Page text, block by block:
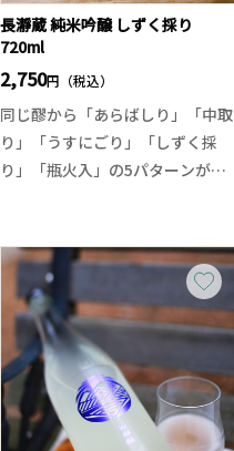
長瀞蔵 純米吟醸 しずく採り
720ml
2,750円（税込）
同じ醪から「あらばしり」「中取
り」「うすにごり」「しずく採
り」「瓶火入」の5パターンが季
埼玉県産のさけ武蔵を使用してお
り、品のある香りに一口目から軽
快に駆け抜ける透明感のある旨
味、そして追い掛けるように酸味
が現れて全体を綺麗にまとめ上げ
ていきます。生原酒ならではフレ
ッシュさと活き活きとした味わ